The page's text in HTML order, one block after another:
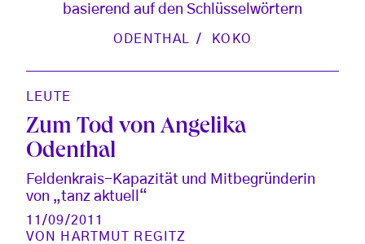
basierend auf den Schlüsselwörtern
ODENTHAL KOKO
LEUTE
Zum Tod von Angelika
Odenthal
Feldenkrais-Kapazität und Mitbegründerin
von „tanz aktuell“
11/09/2011
VON
HARTMUT REGITZ